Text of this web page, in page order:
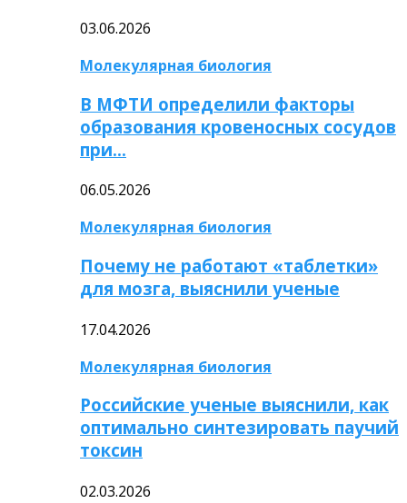
03.06.2026
Молекулярная биология
В МФТИ определили факторы
образования кровеносных сосудов
при…
06.05.2026
Молекулярная биология
Почему не работают «таблетки»
для мозга, выяснили ученые
17.04.2026
Молекулярная биология
Российские ученые выяснили, как
оптимально синтезировать паучий
токсин
02.03.2026